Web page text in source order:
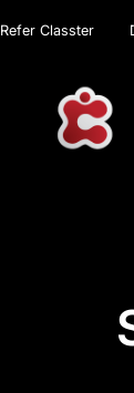
Refer Classter